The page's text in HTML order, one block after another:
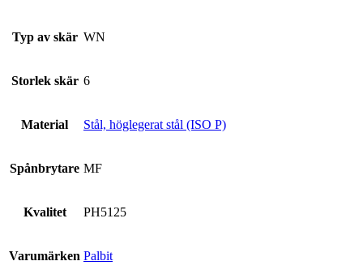
Typ av skär WN
Storlek skär 6
Material Stål, höglegerat stål (ISO P)
Spånbrytare MF
Kvalitet PH5125
Varumärken Palbit